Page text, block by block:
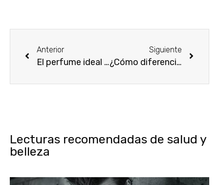
Anterior
El perfume ideal para mujeres sexys
Siguiente
¿Cómo diferenciar el eau de toilette del eau de parfum?
Lecturas recomendadas de salud y
belleza